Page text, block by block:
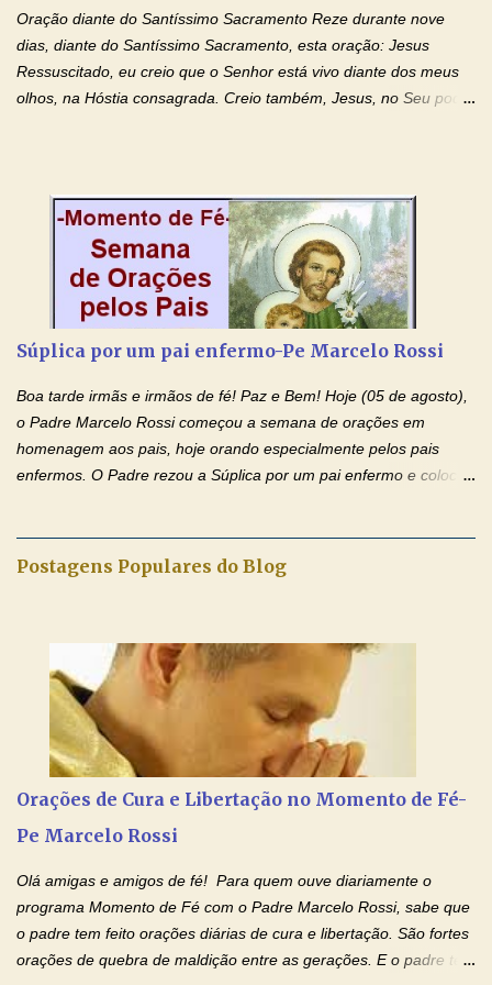
filhos. Mas isso não é o c...
Oração diante do Santíssimo Sacramento Reze durante nove
dias, diante do Santíssimo Sacramento, esta oração: Jesus
Ressuscitado, eu creio que o Senhor está vivo diante dos meus
olhos, na Hóstia consagrada. Creio também, Jesus, no Seu poder
creio, Jesus, e clamo que este Sangue seja agora derramado
sobre mim e sobre todos os meus familiares. Eu peço, Senhor
Jesus, que, pelo poder libertador e salvítico deste Sangue,
possamos nos livrar de toda opressão diabólica que possa estar
prejudicando a nossa família. Peço também que atenda, em
especial, este pedido que agora faço na Sua presença:
(apresente aqui o seu pedido...) Eu, desde já, agradeço de
coração, confiante que o Senhor me atenderá. Eu louvo o Pai por
ter nos dado o Senhor, Jesus, como presente de Páscoa. eu
agradeço de coração ao Espíri...
Súplica por um pai enfermo-Pe Marcelo Rossi
Boa tarde irmãs e irmãos de fé! Paz e Bem! Hoje (05 de agosto),
o Padre Marcelo Rossi começou a semana de orações em
homenagem aos pais, hoje orando especialmente pelos pais
enfermos. O Padre rezou a Súplica por um pai enfermo e colocou
de Nossa Senhora. Adriana dos Anjos-Devoção e Fé Mensagem
aos nossos pais. Hoje nossas orações serão focadas nos pais
que não se encontram bem de saúde, OS PAIS ENFERMOS!
Amados, durante toda esta semana vamos orar pelos nossos
pais. Vamos dedicar um dia para os pais mais idosos, pais que
estão doentes, pais que estão longe dos filhos, pais que já são
falecidos, pais que tem problemas com vícios, enfim, vamos orar
Postagens Populares do Blog
Orações de Cura e Libertação no Momento de Fé-
Pe Marcelo Rossi
Olá amigas e amigos de fé! Para quem ouve diariamente o
programa Momento de Fé com o Padre Marcelo Rossi, sabe que
o padre tem feito orações diárias de cura e libertação. São fortes
orações de quebra de maldição entre as gerações. E o padre tem